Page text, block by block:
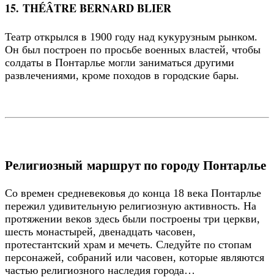
15. THÉÂTRE BERNARD BLIER
Театр открылся в 1900 году над кукурузным рынком.
Он был построен по просьбе военных властей, чтобы
солдаты в Понтарлье могли заниматься другими
развлечениями, кроме походов в городские бары.
Религиозный маршрут по городу Понтарлье
Со времен средневековья до конца 18 века Понтарлье
пережил удивительную религиозную активность. На
протяжении веков здесь были построены три церкви,
шесть монастырей, двенадцать часовен,
протестантский храм и мечеть. Следуйте по стопам
персонажей, собраний или часовен, которые являются
частью религиозного наследия города…